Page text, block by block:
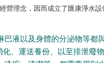
營理念，因而成立了匯康淨水設
液以及身體的分泌物等都
、運送養份、以至排泄廢